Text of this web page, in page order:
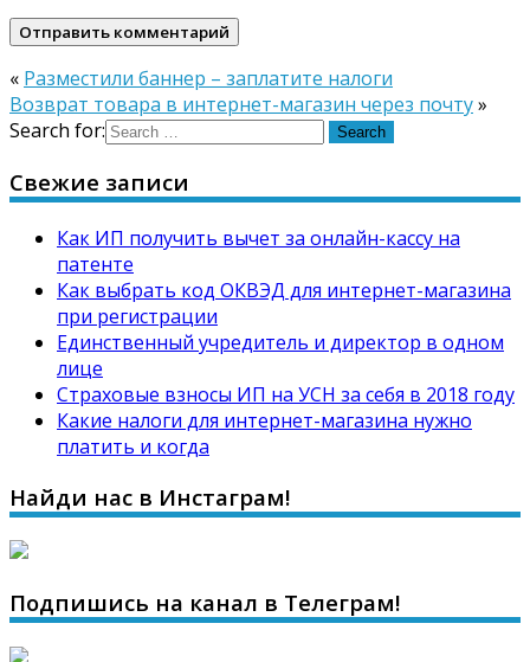
« Разместили баннер – заплатите налоги
Возврат товара в интернет-магазин через почту»
Search for:
Свежие записи
Как ИП получить вычет за онлайн-кассу на
патенте
Как выбрать код ОКВЭД для интернет-магазина
при регистрации
Единственный учредитель и директор в одном
лице
Страховые взносы ИП на УСН за себя в 2018 году
Какие налоги для интернет-магазина нужно
платить и когда
Найди нас в Инстаграм!
Подпишись на канал в Телеграм!